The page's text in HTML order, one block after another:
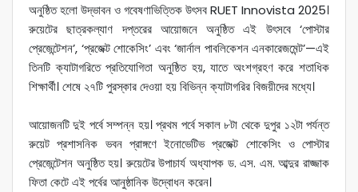
অনুষ্ঠিত হলো উদ্ভাবন ও গবেষণাভিত্তিক উৎসব RUET Innovista 2025।
রুয়েটের ছাত্রকল্যাণ দপ্তরের আয়োজনে অনুষ্ঠিত এই উৎসবে ‘পোস্টার
প্রেজেন্টেশন’, ‘প্রজেক্ট শোকেসিং’ এবং ‘জার্নাল পাবলিকেশন এনকারেজমেন্ট’—এই
তিনটি ক্যাটাগরিতে প্রতিযোগিতা অনুষ্ঠিত হয়, যাতে অংশগ্রহণ করে শতাধিক
শিক্ষার্থী। শেষে ২৭টি পুরস্কার দেওয়া হয় বিভিন্ন ক্যাটাগরির বিজয়ীদের মধ্যে।
আয়োজনটি দুই পর্বে সম্পন্ন হয়। প্রথম পর্বে সকাল ৮টা থেকে দুপুর ১২টা পর্যন্ত
রুয়েট প্রশাসনিক ভবন প্রাঙ্গণে ইনোভেটিভ প্রজেক্ট শোকেসিং ও পোস্টার
প্রেজেন্টেশন অনুষ্ঠিত হয়। রুয়েটের উপাচার্য অধ্যাপক ড. এস. এম. আব্দুর রাজ্জাক
ফিতা কেটে এই পর্বের আনুষ্ঠানিক উদ্বোধন করেন।